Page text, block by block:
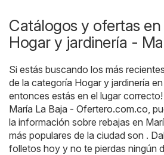
Catálogos y ofertas
Hogar y jardinería -
Si estás buscando los más
de la categoría Hogar y jardinería en
entonces estás en el lugar
María La Baja - Ofertero.com.co ,
la información sobre rebajas en
más populares de la ciudad son .
folletos hoy y no te pierdas ningún